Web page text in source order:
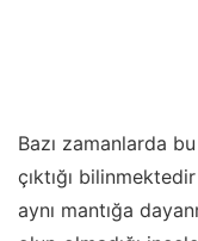
Bazı zamanlarda
çıktığı
aynı mantığa